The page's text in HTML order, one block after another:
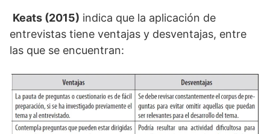
Keats (2015) indica que la aplicación de
entrevistas tiene ventajas y desventajas, entre
las que se encuentran: